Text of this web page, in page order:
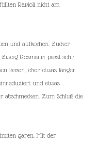
Ravioli nicht am
und aufkochen. Zucker
Rosmarin passt sehr
lassen, eher etwas länger.
und etwas
abschmecken. Zum Schluß die
garen. Mit der